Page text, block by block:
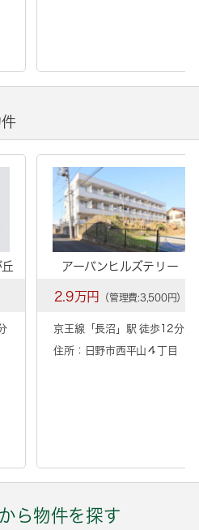
アーバンヒルズテリー
2.9万円 （管理費:3,500円）
京王線「長沼 」駅 徒歩12分
住所：日野市西平山４丁目
ら物件を探す